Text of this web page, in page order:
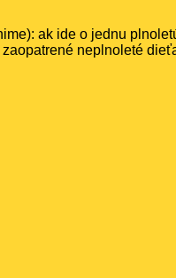
ak ide o jednu
neplnoleté